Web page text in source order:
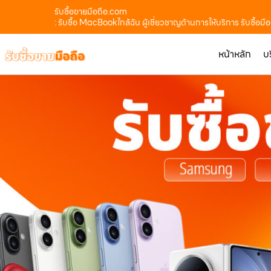
รับซื้อขายมือถือ.com
: รับซื้อ MacBookใกล้ฉัน ผู้เชี่ยวชาญด้านการให้บริการ รับซื้อ
หน้าหลัก